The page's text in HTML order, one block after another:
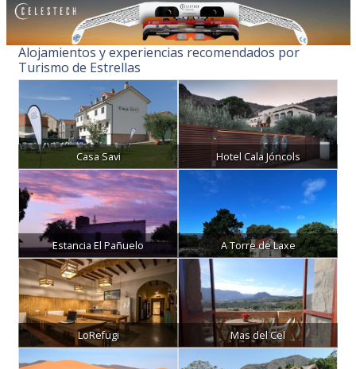
Alojamientos y experiencias recomendados por
Turismo de Estrellas
Casa Savi Hotel Cala Jóncols
Estancia El Pañuelo A Torre de Laxe
LoRefugi Mas del Cel